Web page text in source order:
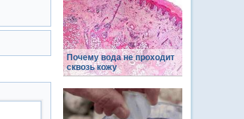
Почему вода не проходит
сквозь кожу